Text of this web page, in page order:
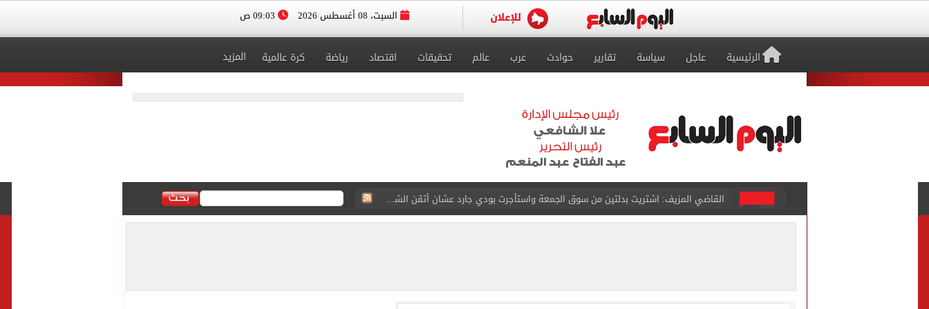
السبت، 08 أغسطس 2026
الرئيسية عاجل سياسة تقارير حوادث عرب عالم تحقيقات اقتصاد رياضة كرة عالمية المزيد
برشلونة يطرح تذاكر مواجهة الأهلي على كأس خوان جامبر
طرابزون سبور ينفي الحجز على مستحقات محمد صلاح
الأهلي ينهي مرانه الأول فى معسكر إسبانيا.. جلسة عموتة وفقرة بدنية.. صور